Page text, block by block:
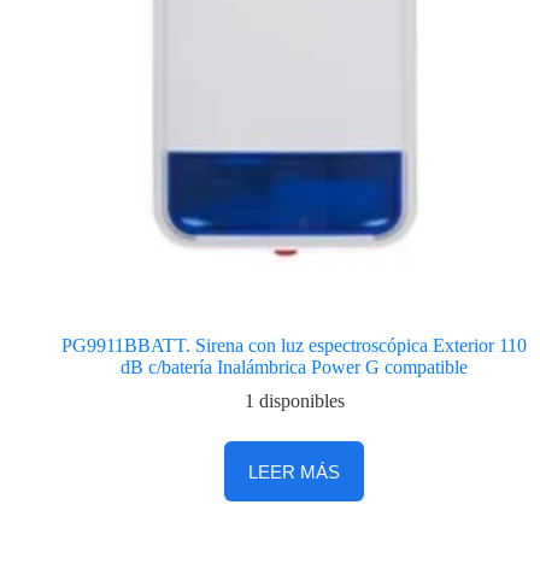
PG9911BBATT. Sirena con luz espectroscópica Exterior 110
dB c/batería Inalámbrica Power G compatible
1 disponibles
LEER MÁS